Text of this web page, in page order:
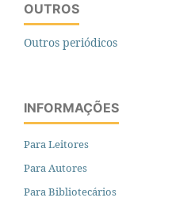
OUTROS
Outros periódicos
INFORMAÇÕES
Para Leitores
Para Autores
Para Bibliotecários